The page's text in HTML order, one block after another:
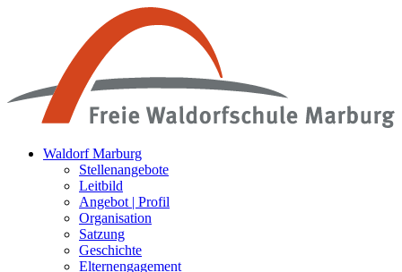
Waldorf Marburg
Stellenangebote
Leitbild
Angebot | Profil
Organisation
Satzung
Geschichte
Elternengagement